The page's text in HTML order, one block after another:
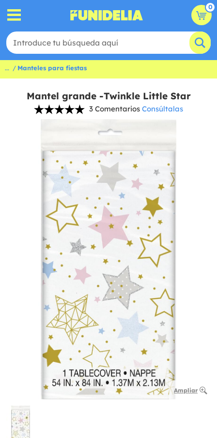
0
... Manteles para fiestas
Mantel grande -Twinkle Little Star
3 Comentarios Consúltalas
Ampliar